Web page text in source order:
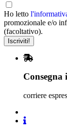
Ho letto
promozionale e/o
(facoltativo).
Consegna
corriere